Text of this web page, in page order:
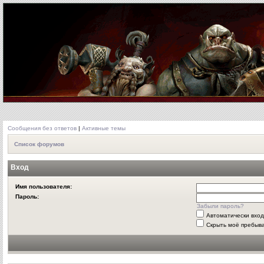
Сообщения без ответов | Активные темы
Список форумов
Вход
Имя пользователя:
Пароль:
Забыли пароль?
Автоматически
Скрыть моё